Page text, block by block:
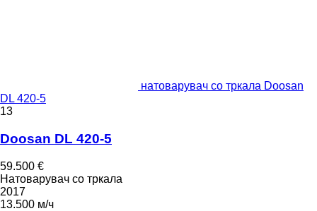
натоварувач со тркала Doosan
DL 420-5
13
Doosan DL 420-5
59.500 €
Натоварувач со тркала
2017
13.500 м/ч